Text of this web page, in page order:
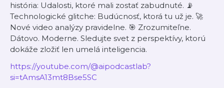
história: Udalosti, ktoré mali zostať zabudnuté. 📡
Technologické glitche: Budúcnosť, ktorá tu už je. 🚀
Nové video analýzy pravidelne. 🎯 Zrozumiteľne.
Dátovo. Moderne. Sledujte svet z perspektívy, ktorú
dokáže zložiť len umelá inteligencia.
https://youtube.com/@aipodcastlab?
si=tAmsA13mt8Bse5SC